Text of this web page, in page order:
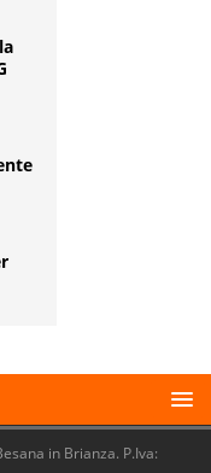
in Brianza. P.Iva: